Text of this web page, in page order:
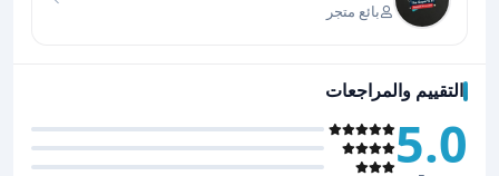
بائع متجر
التقييم والمراجعات
5.0